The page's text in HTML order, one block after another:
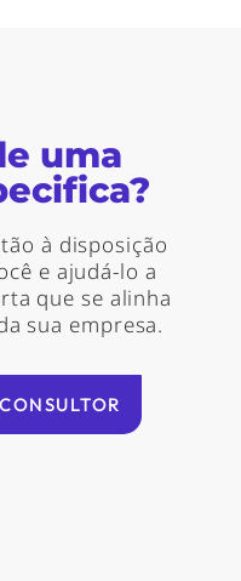
uma
à disposição
e ajudá-lo a
que se alinha
sua empresa.